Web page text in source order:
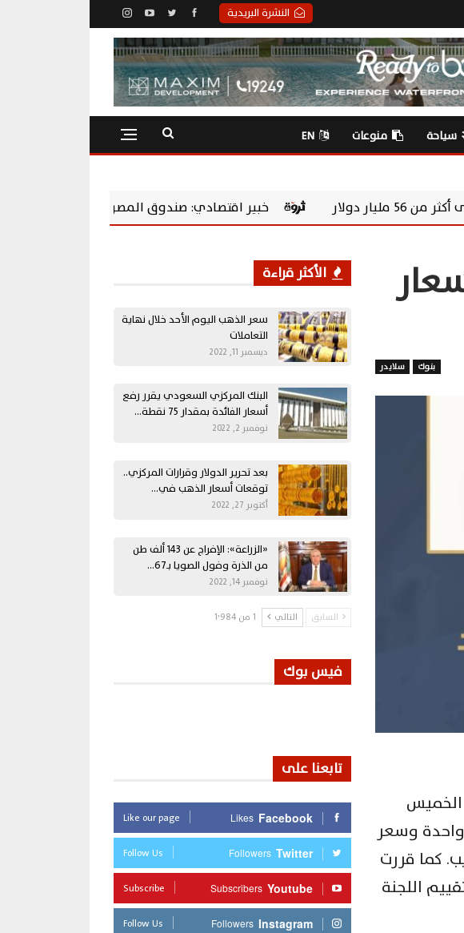
النشرة البريدية
سياحة منوعات EN
خبير اقتصادي: صندوق المصريين بالخارج يحول المدخرات إلى
بنوك سلايدر
الخميس
واحدة وسعر
و21.50%، على الترتيب. كما قررت
لتقييم اللجنة
الأكثر قراءة
سعر الذهب اليوم الأحد خلال نهاية
التعاملات
ديسمبر 11, 2022
البنك المركزي السعودي يقرر رفع
أسعار الفائدة بمقدار 75 نقطة…
نوفمبر 2, 2022
بعد تحرير الدولار وقرارات المركزي..
توقعات أسعار الذهب في…
أكتوبر 27, 2022
«الزراعة»: الإفراج عن 143 ألف طن
من الذرة وفول الصويا بـ67…
نوفمبر 14, 2022
السابق التالي 1 من 1٬984
فيس بوك
تابعنا على
Facebook
Likes
Like our page
Twitter
Followers
Follow Us
Youtube
Subscribers
Subscribe
Instagram
Followers
Follow Us